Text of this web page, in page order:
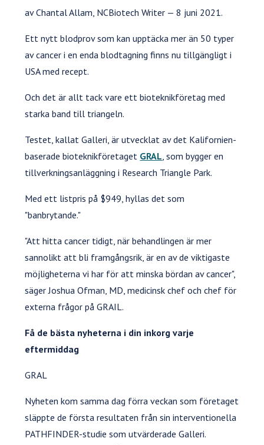
av Chantal Allam, NCBiotech Writer — 8 juni 2021.
Ett nytt blodprov som kan upptäcka mer än 50 typer
av cancer i en enda blodtagning finns nu tillgängligt i
USA med recept.
Och det är allt tack vare ett bioteknikföretag med
starka band till triangeln.
Testet, kallat Galleri, är utvecklat av det Kalifornien-
baserade bioteknikföretaget GRAL , som bygger en
tillverkningsanläggning i Research Triangle Park.
Med ett listpris på $949, hyllas det som
"banbrytande."
"Att hitta cancer tidigt, när behandlingen är mer
sannolikt att bli framgångsrik, är en av de viktigaste
möjligheterna vi har för att minska bördan av cancer",
säger Joshua Ofman, MD, medicinsk chef och chef för
externa frågor på GRAIL.
Få de bästa nyheterna i din inkorg varje
eftermiddag
GRAL
Nyheten kom samma dag förra veckan som företaget
släppte de första resultaten från sin interventionella
PATHFINDER-studie som utvärderade Galleri.